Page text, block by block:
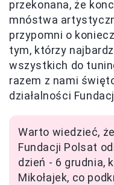
przekonana, że
mnóstwa
przypomni o
tym, którzy
wszystkich do
razem z nami
działalności
Warto wiedzieć,
Fundacji Polsat
dzień - 6 grudnia,
Mikołajek, co